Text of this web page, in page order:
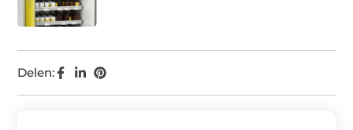
Delen: